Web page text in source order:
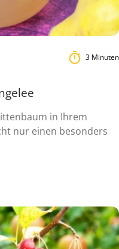
3 Minuten
in Ihrem
nur einen besonders